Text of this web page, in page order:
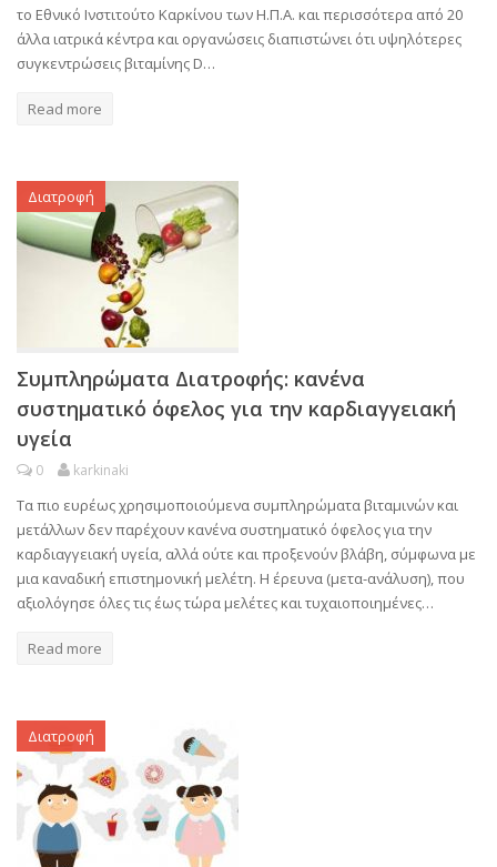
το Εθνικό Ινστιτούτο Καρκίνου των Η.Π.Α. και περισσότερα από 20
άλλα ιατρικά κέντρα και οργανώσεις διαπιστώνει ότι υψηλότερες
συγκεντρώσεις βιταμίνης D…
Read more
Διατροφή
Συμπληρώματα Διατροφής: κανένα
συστηματικό όφελος για την καρδιαγγειακή
υγεία
0 karkinaki
Τα πιο ευρέως χρησιμοποιούμενα συμπληρώματα βιταμινών και
μετάλλων δεν παρέχουν κανένα συστηματικό όφελος για την
καρδιαγγειακή υγεία, αλλά ούτε και προξενούν βλάβη, σύμφωνα με
μια καναδική επιστημονική μελέτη. Η έρευνα (μετα-ανάλυση), που
αξιολόγησε όλες τις έως τώρα μελέτες και τυχαιοποιημένες…
Read more
Διατροφή